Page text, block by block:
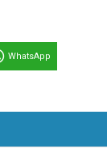
WhatsApp